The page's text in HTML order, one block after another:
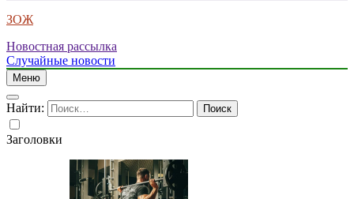
ЗОЖ
Новостная рассылка
Случайные новости
Меню
Найти:
Заголовки